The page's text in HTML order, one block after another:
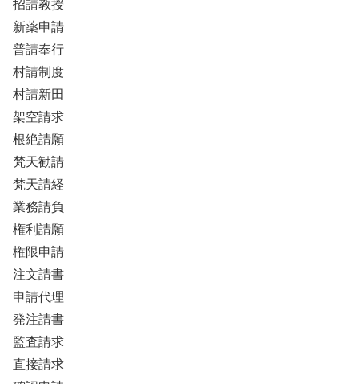
招請教授
新薬申請
普請奉行
村請制度
村請新田
架空請求
根絶請願
梵天勧請
梵天請経
業務請負
権利請願
権限申請
注文請書
申請代理
発注請書
監査請求
直接請求